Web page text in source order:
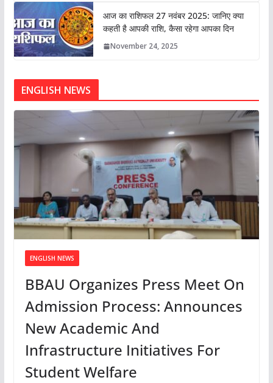
आज का राशिफल 27 नवंबर 2025: जानिए क्या
कहती है आपकी राशि, कैसा रहेगा आपका दिन
November 24, 2025
ENGLISH NEWS
ENGLISH NEWS
BBAU Organizes Press Meet On
Admission Process: Announces
New Academic And
Infrastructure Initiatives For
Student Welfare